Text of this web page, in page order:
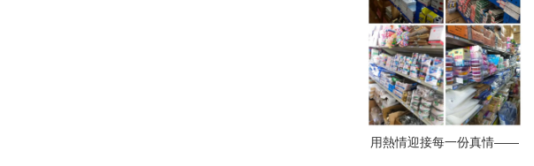
用熱情迎接每一份真情——